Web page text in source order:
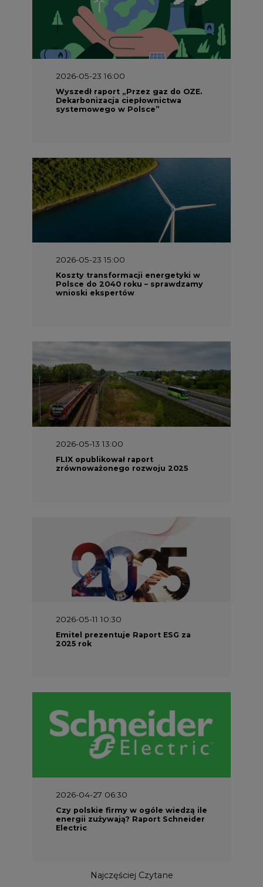
2026-05-23 16:00
Wyszedł raport „Przez gaz do OZE.
Dekarbonizacja ciepłownictwa
systemowego w Polsce”
2026-05-23 15:00
Koszty transformacji energetyki w
Polsce do 2040 roku – sprawdzamy
wnioski ekspertów
2026-05-13 13:00
FLIX opublikował raport
zrównoważonego rozwoju 2025
2026-05-11 10:30
Emitel prezentuje Raport ESG za
2025 rok
2026-04-27 06:30
Czy polskie firmy w ogóle wiedzą ile
energii zużywają? Raport Schneider
Electric
Najczęściej Czytane